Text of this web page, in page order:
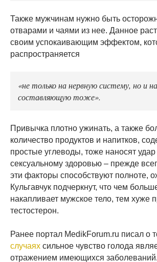
Также мужчинам нужно быть
отварами и чаями из нее. Данное
своим успокаивающим эффектом,
распространяется
«не только на нервную систему, но и
составляющую тоже».
Привычка плотно ужинать, а также
количество продуктов и напитков,
простые углеводы, тоже наносят
сексуальному здоровью – прежде
эти факторы способствуют полноте,
Кульгавчук подчеркнут, что чем
накапливает мужское тело, тем хуже
тестостерон.
Ранее портал MedikForum.ru писал о
случаях сильное чувство голода
отражением имеющихся заболеваний.